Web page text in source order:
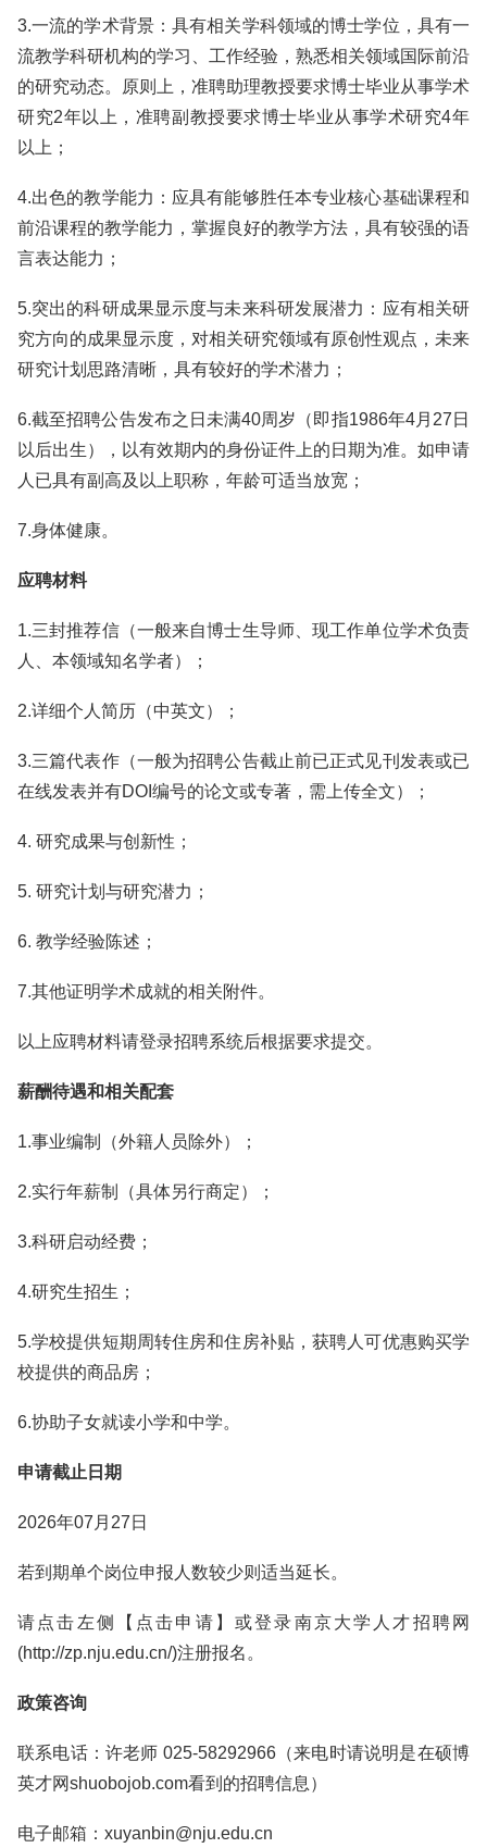
3.一流的学术背景：具有相关学科领域的博士学位，具有一
流教学科研机构的学习、工作经验，熟悉相关领域国际前沿
的研究动态。原则上，准聘助理教授要求博士毕业从事学术
研究2年以上，准聘副教授要求博士毕业从事学术研究4年
以上；
4.出色的教学能力：应具有能够胜任本专业核心基础课程和
前沿课程的教学能力，掌握良好的教学方法，具有较强的语
言表达能力；
5.突出的科研成果显示度与未来科研发展潜力：应有相关研
究方向的成果显示度，对相关研究领域有原创性观点，未来
研究计划思路清晰，具有较好的学术潜力；
6.截至招聘公告发布之日未满40周岁（即指1986年4月27日
以后出生），以有效期内的身份证件上的日期为准。如申请
人已具有副高及以上职称，年龄可适当放宽；
7.身体健康。
应聘材料
1.三封推荐信（一般来自博士生导师、现工作单位学术负责
人、本领域知名学者）；
2.详细个人简历（中英文）；
3.三篇代表作（一般为招聘公告截止前已正式见刊发表或已
在线发表并有DOI编号的论文或专著，需上传全文）；
4. 研究成果与创新性；
5. 研究计划与研究潜力；
6. 教学经验陈述；
7.其他证明学术成就的相关附件。
以上应聘材料请登录招聘系统后根据要求提交。
薪酬待遇和相关配套
1.事业编制（外籍人员除外）；
2.实行年薪制（具体另行商定）；
3.科研启动经费；
4.研究生招生；
5.学校提供短期周转住房和住房补贴，获聘人可优惠购买学
校提供的商品房；
6.协助子女就读小学和中学。
申请截止日期
2026年07月27日
若到期单个岗位申报人数较少则适当延长。
请点击左侧【点击申请】或登录南京大学人才招聘网
(http://zp.nju.edu.cn/)注册报名。
政策咨询
联系电话：许老师 025-58292966（来电时请说明是在硕博
英才网shuobojob.com看到的招聘信息）
电子邮箱：xuyanbin@nju.edu.cn